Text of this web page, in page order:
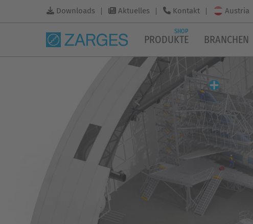
Downloads Aktuelles Kontakt Austria
PRODUKTE
SHOP
BRANCHEN